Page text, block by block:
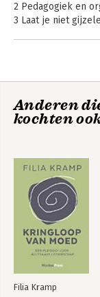
Bekijk alle boeken
2 Pedagogiek en
3 Laat je niet
Appendix 117
Noten 120
Anderen
kochten
Filia Kramp